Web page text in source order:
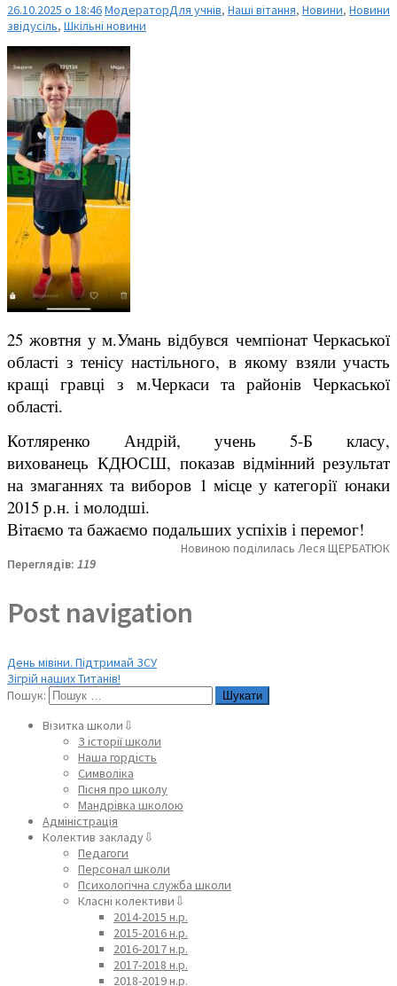
26.10.2025 о 18:46МодераторДля учнів, Наші вітання, Новини, Новини
звідусіль, Шкільні новини
25 жовтня у м.Умань відбувся чемпіонат Черкаської
області з тенісу настільного, в якому взяли участь
кращі гравці з м.Черкаси та районів Черкаської
області.
Котляренко Андрій, учень 5-Б класу,
вихованець КДЮСШ, показав відмінний результат
на змаганнях та виборов 1 місце у категорії юнаки
2015 р.н. і молодші.
Вітаємо та бажаємо подальших успіхів і перемог!
Новиною поділилась Леся ЩЕРБАТЮК
Переглядів: 119
Post navigation
День мівіни. Підтримай ЗСУ
Зігрій наших Титанів!
Пошук:
Візитка школи⇩
З історії школи
Наша гордість
Символіка
Пісня про школу
Мандрівка школою
Адміністрація
Колектив закладу⇩
Педагоги
Персонал школи
Психологічна служба школи
Класні колективи⇩
2014-2015 н.р.
2015-2016 н.р.
2016-2017 н.р.
2017-2018 н.р.
2018-2019 н.р.